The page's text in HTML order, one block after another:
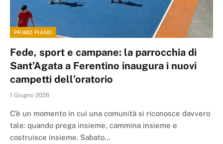
PRIMO PIANO
Fede, sport e campane: la parrocchia di
Sant’Agata a Ferentino inaugura i nuovi
campetti dell’oratorio
1 Giugno 2026
C’è un momento in cui una comunità si riconosce davvero
tale: quando prega insieme, cammina insieme e
costruisce insieme. Sabato…